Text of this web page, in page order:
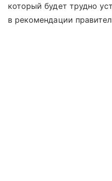
который будет трудно
в рекомендации